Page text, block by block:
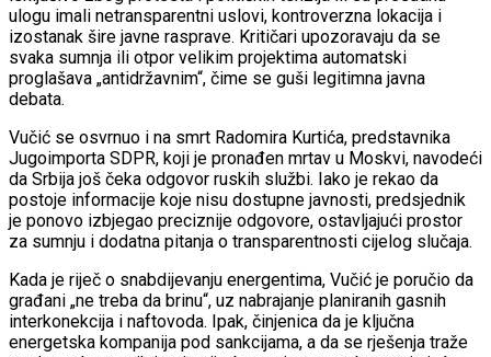
ulogu imali netransparentni uslovi, kontroverzna lokacija i
izostanak šire javne rasprave. Kritičari upozoravaju da se
svaka sumnja ili otpor velikim projektima automatski
proglašava „antidržavnim“, čime se guši legitimna javna
debata.
Vučić se osvrnuo i na smrt Radomira Kurtića, predstavnika
Jugoimporta SDPR, koji je pronađen mrtav u Moskvi, navodeći
da Srbija još čeka odgovor ruskih službi. Iako je rekao da
postoje informacije koje nisu dostupne javnosti, predsjednik
je ponovo izbjegao preciznije odgovore, ostavljajući prostor
za sumnju i dodatna pitanja o transparentnosti cijelog slučaja.
Kada je riječ o snabdijevanju energentima, Vučić je poručio da
građani „ne treba da brinu“, uz nabrajanje planiranih gasnih
interkonekcija i naftovoda. Ipak, činjenica da je ključna
energetska kompanija pod sankcijama, a da se rješenja traže